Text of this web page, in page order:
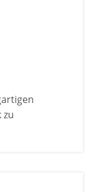
zu